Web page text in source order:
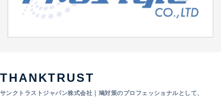
THANKTRUST
サンクトラストジャパン株式会社｜鳩対策のプロフェッショナルとして、